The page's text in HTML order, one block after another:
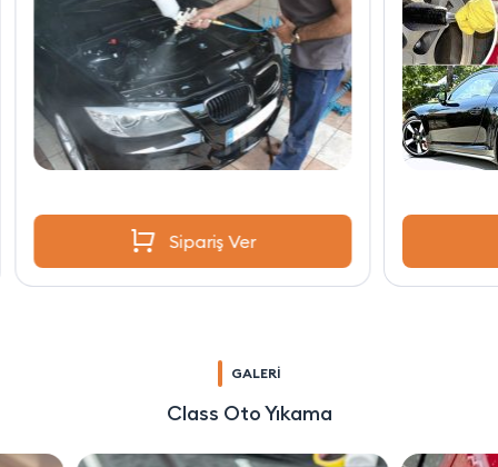
Sipariş Ver
GALERİ
Class Oto Yıkama